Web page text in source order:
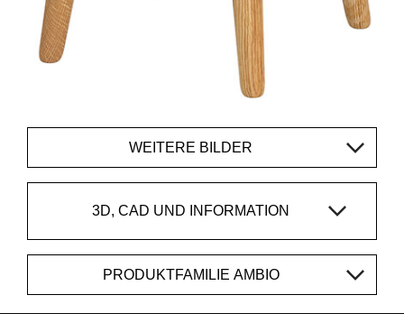
WEITERE BILDER
3D, CAD UND INFORMATION
PRODUKTFAMILIE AMBIO